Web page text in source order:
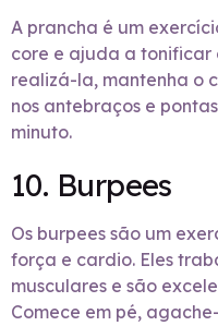
A prancha é um
core e ajuda a tonificar
realizá-la, mantenha o
nos antebraços e
minuto.
10. Burpees
Os burpees são um
força e cardio. Eles
musculares e são
Comece em pé,